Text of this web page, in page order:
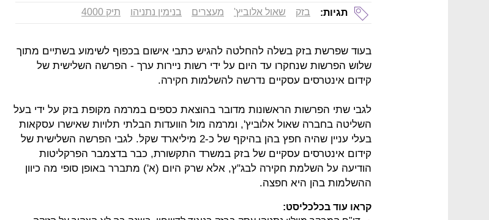
תגיות: בזק שאול אלוביץ' מעצרים בנימין נתניהו תיק 4000
בעוד שפרשת בזק בשלה להחלטה להגיש כתבי אישום בכפוף לשימוע בשתיים מתוך
שלוש הפרשות שנחקרו עד היום על ידי רשות ניירות ערך - הפרשה השלישית של
קידום אינטרסים עסקיים נדרשה להשלמות חקירה.
לגבי שתי הפרשות הראשונות מדובר בהוצאת כספים במרמה מקופת בזק על ידי בעל
השליטה בחברה שאול אלוביץ', ומרמה מול הוועדות הבלתי תלויות שאישרו עסקאות
בעלי עניין שהיה חפץ בהן בהיקף של כ-2 מיליארד שקל. לגבי הפרשה השלישית של
קידום אינטרסים עסקיים של בזק במשרד התקשורת, כבר בדצמבר הפרקליטות
הודיעה על השלמת חקירה לבג"ץ, אלא שרק היום (א') מתברר באופן סופי מה כיוון
ההשלמות בהן היא חפצה.
קראו עוד בכלכליסט: